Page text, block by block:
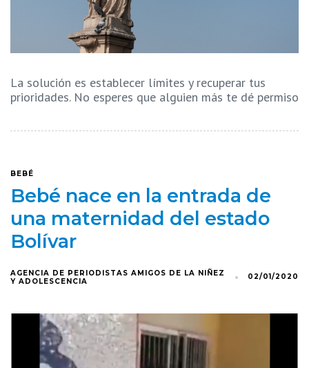
La solución es establecer límites y recuperar tus
prioridades. No esperes que alguien más te dé permiso
BEBÉ
Bebé nace en la entrada de
una maternidad del estado
Bolívar
AGENCIA DE PERIODISTAS AMIGOS DE LA NIÑEZ
Y ADOLESCENCIA
02/01/2020